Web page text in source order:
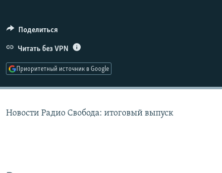
ПОДПИШИТЕСЬ НА РАССЫЛКУ
СОЦИАЛЬНЫЕ СЕТИ
Поделиться
Читать без VPN
Приоритетный источник в Google
Новости Радио Свобода: итоговый выпуск